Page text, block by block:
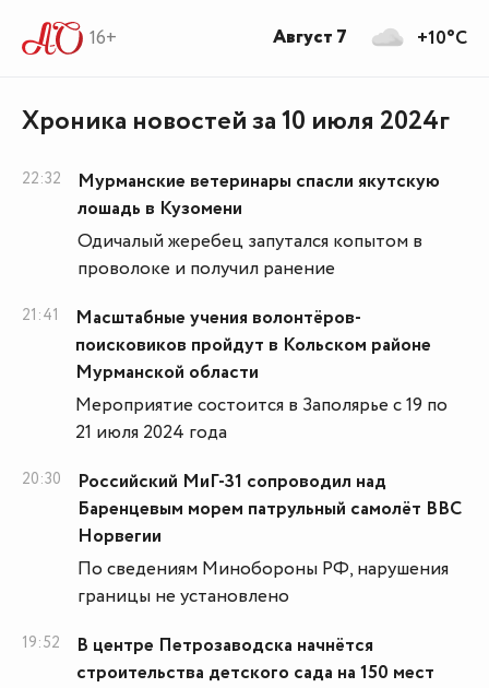
16+
Хроника новостей за 10 июля 2024г
22:32
Мурманские ветеринары спасли якутскую
лошадь в Кузомени
Одичалый жеребец запутался копытом в
проволоке и получил ранение
21:41
Масштабные учения волонтёров-
поисковиков пройдут в Кольском районе
Мурманской области
Мероприятие состоится в Заполярье с 19 по
21 июля 2024 года
20:30
Российский МиГ-31 сопроводил над
Баренцевым морем патрульный самолёт ВВС
Норвегии
По сведениям Минобороны РФ, нарушения
границы не установлено
19:52
В центре Петрозаводска начнётся
строительства детского сада на 150 мест
+10°C
Август 7